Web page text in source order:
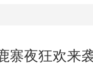
寨夜狂欢来